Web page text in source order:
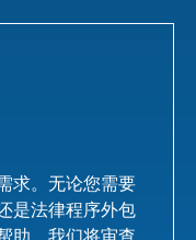
求。无论您需要
是法律程序外包